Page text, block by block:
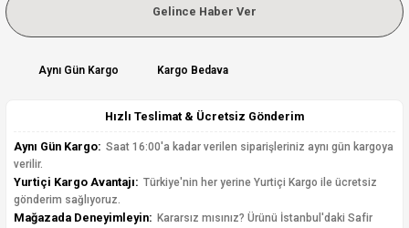
Gelince Haber Ver
Aynı Gün Kargo Kargo Bedava
Hızlı Teslimat & Ücretsiz Gönderim
Aynı Gün Kargo: Saat 16:00'a kadar verilen siparişleriniz aynı gün kargoya
verilir.
Yurtiçi Kargo Avantajı: Türkiye'nin her yerine Yurtiçi Kargo ile ücretsiz
gönderim sağlıyoruz.
Mağazada Deneyimleyin: Kararsız mısınız? Ürünü İstanbul'daki Safir